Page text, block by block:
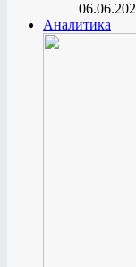
Аналитика